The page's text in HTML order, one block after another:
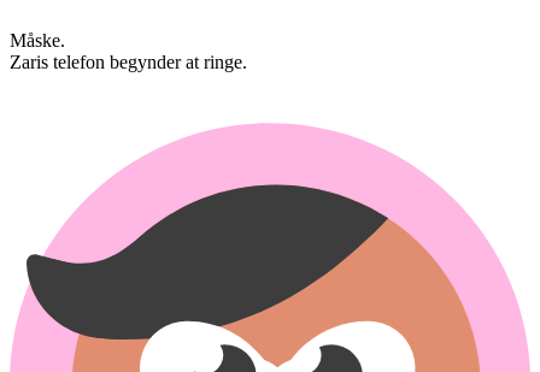
Måske.
Zaris telefon begynder at ringe.